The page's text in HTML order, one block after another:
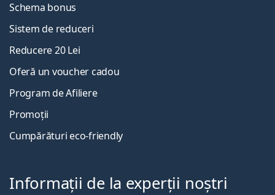
Schema bonus
Sistem de reduceri
Reducere 20 Lei
Oferă un voucher cadou
Program de Afiliere
Promoții
Cumpărături eco-friendly
Informații de la experții noștri